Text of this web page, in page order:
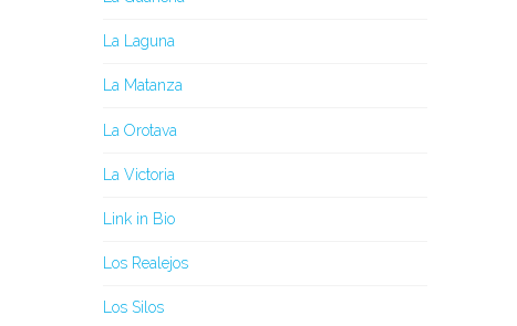
La Laguna
La Matanza
La Orotava
La Victoria
Link in Bio
Los Realejos
Los Silos